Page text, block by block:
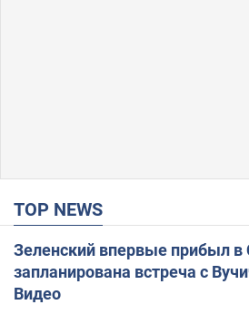
TOP NEWS
Зеленский впервые прибыл
запланирована встреча с
Видео